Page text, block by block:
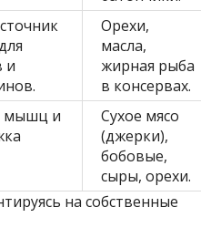
и
Орехи,
масла,
жирная рыба
в консервах.
мышц и
Сухое мясо
(джерки),
бобовые,
сыры, орехи.
на собственные